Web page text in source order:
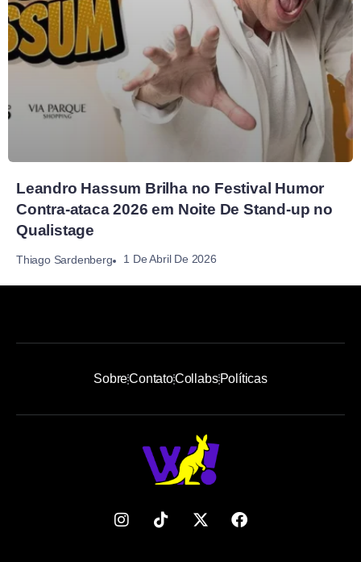
Leandro Hassum Brilha no Festival Humor
Contra-ataca 2026 em Noite De Stand-up no
Qualistage
Thiago Sardenberg 1 De Abril De 2026
SobreContatoCollabsPolíticas